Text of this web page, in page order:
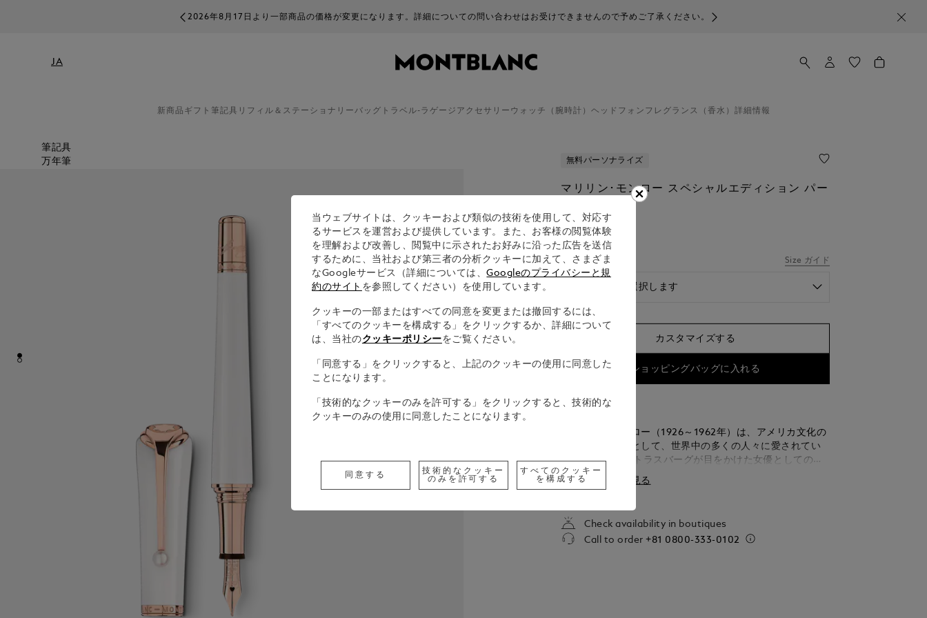
2026年8月17日より一部商品の価格が変更になります。詳細についての問い合わせはお受けできませんので予めご了承ください。
JA
新商品 ギフト 筆記具 リフィル＆ステーショナリーバッグ トラベル-ラゲージ アクセサリー ウォッチ（腕時計） ヘッドフォン フレグランス（香水） 詳細情報
筆記具
万年筆
無料パーソナライズ
マリリン･モンロー スペシャルエディション パー
¥ 225,500
1. 選択： Size Size ガイド
オプションを選択します
カスタマイズする
ショッピングバッグに入れる
マリリン・モンロー（1926～1962年）は、アメリカ文化の
アイコン的存在として、世界中の多くの人々に愛されてい
ます。 リー・ストラスバーグが目をかけた女優としての非
凡な才能をもつ彼女は、1950年代に絶大な人気を誇るセッ
クスシンボルの一人でした。 今日まで、彼女は文化やスタ
にインスピレーションを与え続けています。 「マリリン･モ
ンロー」のデザインは、マリリン･モンローがシンボルのよ
うに履いていたフェラガモのハイヒールをイメージしたも
すべての詳細を見る
Check availability in boutiques
Call to order+81 0800-333-0102
当ウェブサイトは、クッキーおよび類似の技術を使用して、対応す
るサービスを運営および提供しています。また、お客様の閲覧体験
を理解および改善し、閲覧中に示されたお好みに沿った広告を送信
するために、当社および第三者の分析クッキーに加えて、さまざま
なGoogleサービス（詳細については、Googleのプライバシーと規
約のサイト を参照してください）を使用しています。
クッキーの一部またはすべての同意を変更または撤回するには、
「すべてのクッキーを構成する」をクリックするか、詳細について
は、当社のクッキーポリシーをご覧ください。
「同意する」をクリックすると、上記のクッキーの使用に同意した
ことになります。
「技術的なクッキーのみを許可する」をクリックすると、技術的な
クッキーのみの使用に同意したことになります。
同意する
技術的なクッキー
のみを許可する
すべてのクッキー
を構成する